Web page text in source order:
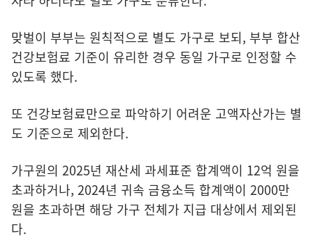
맞벌이 부부는 원칙적으로 별도 가구로 보되, 부부 합산
건강보험료 기준이 유리한 경우 동일 가구로 인정할 수
있도록 했다.
또 건강보험료만으로 파악하기 어려운 고액자산가는 별
도 기준으로 제외한다.
가구원의 2025년 재산세 과세표준 합계액이 12억 원을
초과하거나, 2024년 귀속 금융소득 합계액이 2000만
원을 초과하면 해당 가구 전체가 지급 대상에서 제외된
다.